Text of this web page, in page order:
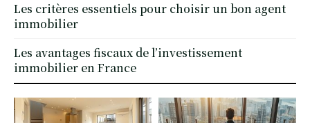
Les critères essentiels pour choisir un bon agent
immobilier
Les avantages fiscaux de l’investissement
immobilier en France